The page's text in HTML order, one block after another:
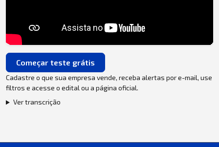
Começar teste grátis
Cadastre o que sua empresa vende, receba alertas por e-mail, use
filtros e acesse o edital ou a página oficial.
Ver transcrição